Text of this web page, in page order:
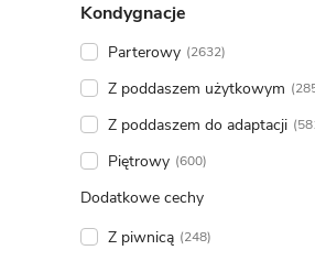
Kondygnacje
Parterowy (2632)
Z poddaszem użytkowym
Z poddaszem do adaptacji
Piętrowy (600)
Dodatkowe cechy
Z piwnicą (248)